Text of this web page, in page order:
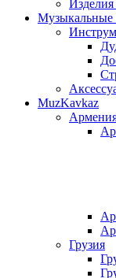
Изделия
Музыкальные
MuzKavkaz
Грузия